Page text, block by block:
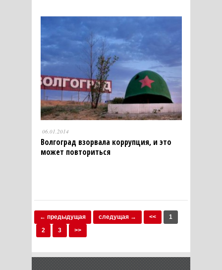
06.01.2014
Волгоград взорвала коррупция, и это
может повториться
← предыдущая следущая → <<
1
2
3 >>